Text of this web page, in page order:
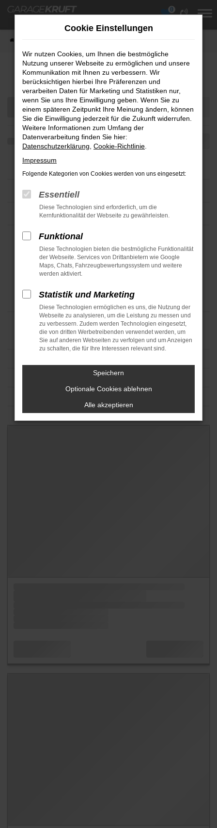
Zum
0
Fahrzeug-Showroom
Cookie Einstellungen
Wir nutzen Cookies, um Ihnen die bestmögliche
Nutzung unserer Webseite zu ermöglichen und unsere
Kommunikation mit Ihnen zu verbessern. Wir
berücksichtigen hierbei Ihre Präferenzen und
verarbeiten Daten für Marketing und Statistiken nur,
wenn Sie uns Ihre Einwilligung geben. Wenn Sie zu
einem späteren Zeitpunkt Ihre Meinung ändern, können
Sie die Einwilligung jederzeit für die Zukunft widerrufen.
Weitere Informationen zum Umfang der
Datenverarbeitung finden Sie hier:
Datenschutzerklärung Cookie-Richtlinie
Impressum
Folgende Kategorien von Cookies werden von uns eingesetzt:
Essentiell
Diese Technologien sind erforderlich, um die
Kernfunktionalität der Webseite zu gewährleisten.
Funktional
Diese Technologien bieten die bestmögliche Funktionalität
der Webseite. Services von Drittanbietern wie Google
Maps, Chats, Fahrzeugbewertungssystem und weitere
werden aktiviert.
Statistik und Marketing
Diese Technologien ermöglichen es uns, die Nutzung der
Webseite zu analysieren, um die Leistung zu messen und
zu verbessern. Zudem werden Technologien eingesetzt,
die von dritten Werbetreibenden verwendet werden, um
Sie auf anderen Webseiten zu verfolgen und um Anzeigen
zu schalten, die für Ihre Interessen relevant sind.
Speichern
Optionale Cookies ablehnen
Alle akzeptieren